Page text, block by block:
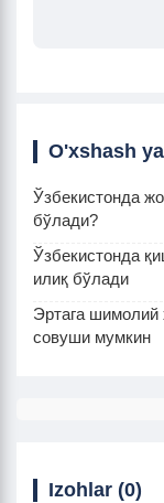
O'xshash
Ўзбекистонда
бўлади?
Ўзбекистонда
илиқ бўлади
Эртага шимолий
совуши мумкин
Izohlar (0)